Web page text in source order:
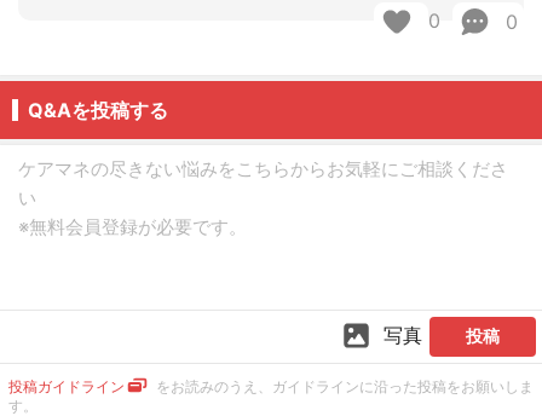
0 0
Q&Aを投稿する
写真 投稿
投稿ガイドライン
をお読みのうえ、ガイドラインに沿った投稿をお願いしま
す。